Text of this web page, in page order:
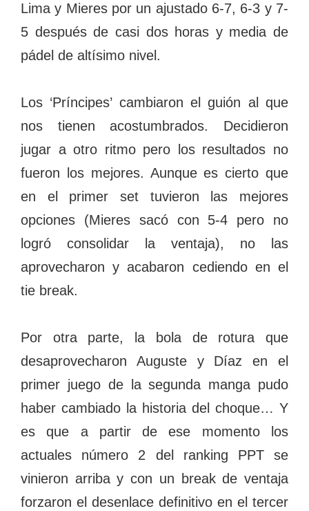
Lima y Mieres por un ajustado 6-7, 6-3 y 7-
5 después de casi dos horas y media de
pádel de altísimo nivel.
Los ‘Príncipes’ cambiaron el guión al que
nos tienen acostumbrados. Decidieron
jugar a otro ritmo pero los resultados no
fueron los mejores. Aunque es cierto que
en el primer set tuvieron las mejores
opciones (Mieres sacó con 5-4 pero no
logró consolidar la ventaja), no las
aprovecharon y acabaron cediendo en el
tie break.
Por otra parte, la bola de rotura que
desaprovecharon Auguste y Díaz en el
primer juego de la segunda manga pudo
haber cambiado la historia del choque… Y
es que a partir de ese momento los
actuales número 2 del ranking PPT se
vinieron arriba y con un break de ventaja
forzaron el desenlace definitivo en el tercer